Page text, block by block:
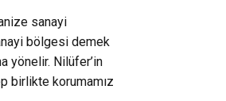
sanayi
bölgesi demek
yönelir. Nilüfer’in
birlikte korumamız